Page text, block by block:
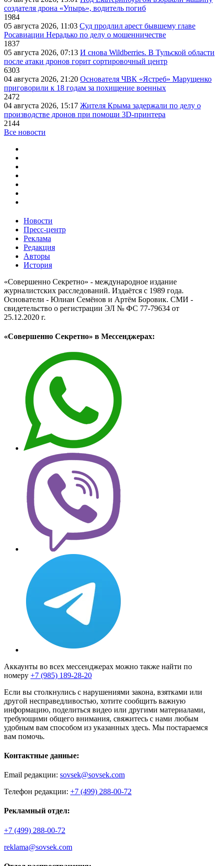
создателя дрона «Упырь», водитель погиб
1984
05 августа 2026, 11:03 Суд продлил арест бывшему главе
Росавиации Нерадько по делу о мошенничестве
1837
05 августа 2026, 07:13 И снова Wildberries. В Тульской области
после атаки дронов горит сортировочный центр
6303
04 августа 2026, 21:20 Основателя ЧВК «Ястреб» Марущенко
приговорили к 18 годам за похищение военных
2472
04 августа 2026, 15:17 Жителя Крыма задержали по делу о
производстве дронов при помощи 3D‑принтера
2144
Все новости
Новости
Пресс-центр
Реклама
Редакция
Авторы
История
«Совершенно Секретно» - международное издание
журналистских расследований. Издаётся с 1989 года.
Основатели - Юлиан Семёнов и Артём Боровик. CМИ -
свидетельство о регистрации ЭЛ № ФС 77-79634 от
25.12.2020 г.
«Совершенно Секретно» в Мессенджерах:
Аккаунты во всех мессенджерах можно также найти по
номеру +7 (985) 189-28-20
Если вы столкнулись с нарушениями закона, взятками или
другой несправедливостью, хотите сообщить важную
информацию, поделиться видео или другими материалами,
требующими общего внимания, свяжитесь с нами любым
удобным вам способом из указанных здесь. Мы постараемся
вам помочь.
Контактные данные:
Email редакции: sovsek@sovsek.com
Телефон редакции: +7 (499) 288-00-72
Рекламный отдел:
+7 (499) 288-00-72
reklama@sovsek.com